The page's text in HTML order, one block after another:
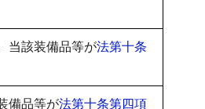
当該装備品等が法第十条
備品等が法第十条第四項